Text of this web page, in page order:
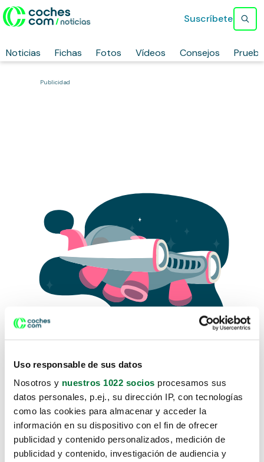
Uso responsable de sus datos
Nosotros y nuestros 1022 socios procesamos sus
datos personales, p.ej., su dirección IP, con tecnologías
como las cookies para almacenar y acceder la
información en su dispositivo con el fin de ofrecer
publicidad y contenido personalizados, medición de
publicidad y contenido, investigación de audiencia y
Noticias Fichas Fotos Vídeos Consejos
Suscríbete
Publicidad
Lo sentimos, no sabemos como
te hemos traido hasta aquí.